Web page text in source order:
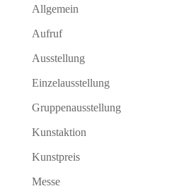
Allgemein
Aufruf
Ausstellung
Einzelausstellung
Gruppenausstellung
Kunstaktion
Kunstpreis
Messe